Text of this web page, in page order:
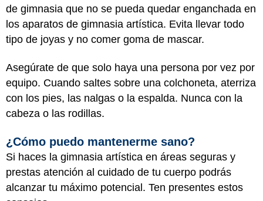
de gimnasia que no se pueda quedar enganchada en
los aparatos de gimnasia artística. Evita llevar todo
tipo de joyas y no comer goma de mascar.
Asegúrate de que solo haya una persona por vez por
equipo. Cuando saltes sobre una colchoneta, aterriza
con los pies, las nalgas o la espalda. Nunca con la
cabeza o las rodillas.
¿Cómo puedo mantenerme sano?
Si haces la gimnasia artística en áreas seguras y
prestas atención al cuidado de tu cuerpo podrás
alcanzar tu máximo potencial. Ten presentes estos